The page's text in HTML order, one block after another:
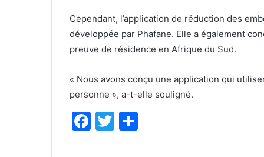
Cependant, l’application de réduction des
développée par Phafane. Elle a également
preuve de résidence en Afrique du Sud.
« Nous avons conçu une application qui
personne », a-t-elle souligné.
F
T